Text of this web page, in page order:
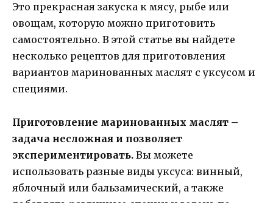
Это прекрасная закуска к мясу, рыбе или
овощам, которую можно приготовить
самостоятельно. В этой статье вы найдете
несколько рецептов для приготовления
вариантов маринованных маслят с уксусом и
специями.
Приготовление маринованных маслят –
задача несложная и позволяет
экспериментировать. Вы можете
использовать разные виды уксуса: винный,
яблочный или бальзамический, а также